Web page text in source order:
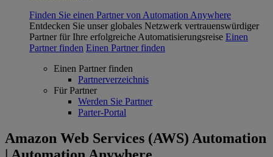
Finden Sie einen Partner von Automation Anywhere
Entdecken Sie unser globales Netzwerk vertrauenswürdiger
Partner für Ihre erfolgreiche Automatisierungsreise Einen
Partner finden Einen Partner finden
Einen Partner finden
Partnerverzeichnis
Für Partner
Werden Sie Partner
Parter-Portal
Amazon Web Services (AWS) Automation